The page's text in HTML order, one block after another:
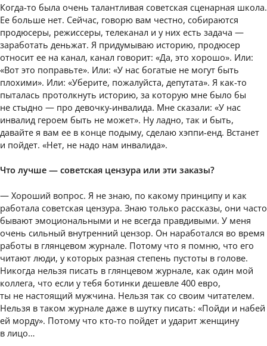
Когда-то была очень талантливая советская сценарная школа.
Ее больше нет. Сейчас, говорю вам честно, собираются
продюсеры, режиссеры, телеканал и у них есть задача —
заработать деньжат. Я придумываю историю, продюсер
относит ее на канал, канал говорит: «Да, это хорошо». Или:
«Вот это поправьте». Или: «У нас богатые не могут быть
плохими». Или: «Уберите, пожалуйста, депутата». Я как-то
пыталась протолкнуть историю, за которую мне было бы
не стыдно — про девочку-инвалида. Мне сказали: «У нас
инвалид героем быть не может». Ну ладно, так и быть,
давайте я вам ее в конце подыму, сделаю хэппи-енд. Встанет
и пойдет. «Нет, не надо нам инвалида».
Что лучше — советская цензура или эти заказы?
— Хороший вопрос. Я не знаю, по какому принципу и как
работала советская цензура. Знаю только рассказы, они часто
бывают эмоциональными и не всегда правдивыми. У меня
очень сильный внутренний цензор. Он наработался во время
работы в глянцевом журнале. Потому что я помню, что его
читают люди, у которых разная степень пустоты в голове.
Никогда нельзя писать в глянцевом журнале, как один мой
коллега, что если у тебя ботинки дешевле 400 евро,
ты не настоящий мужчина. Нельзя так со своим читателем.
Нельзя в таком журнале даже в шутку писать: «Пойди и набей
ей морду». Потому что кто-то пойдет и ударит женщину
в лицо…